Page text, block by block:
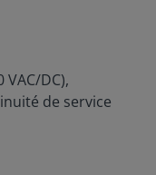
DC),
de service